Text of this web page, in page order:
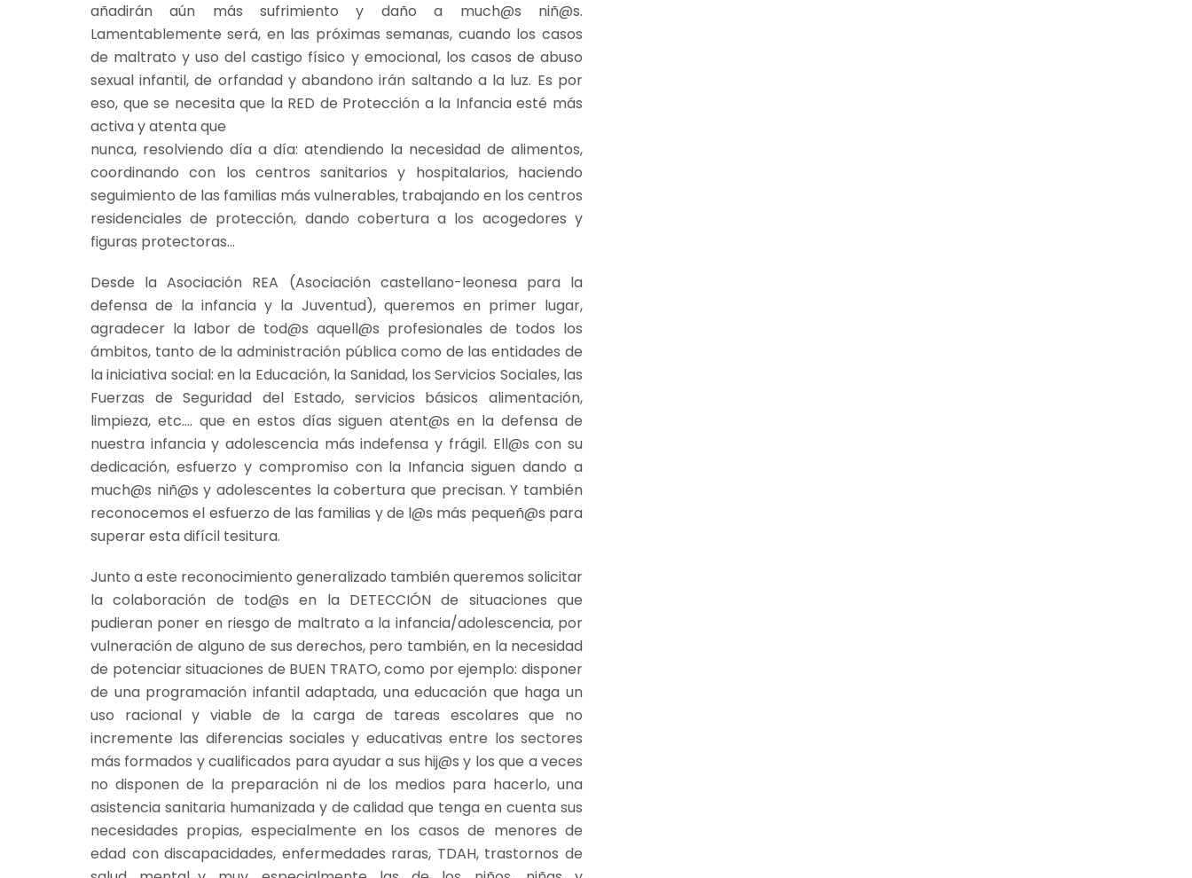
añadirán aún más sufrimiento y daño a much@s niñ@s.
Lamentablemente será, en las próximas semanas, cuando los casos
de maltrato y uso del castigo físico y emocional, los casos de abuso
sexual infantil, de orfandad y abandono irán saltando a la luz. Es por
eso, que se necesita que la RED de Protección a la Infancia esté más
activa y atenta que
nunca, resolviendo día a día: atendiendo la necesidad de alimentos,
coordinando con los centros sanitarios y hospitalarios, haciendo
seguimiento de las familias más vulnerables, trabajando en los centros
residenciales de protección, dando cobertura a los acogedores y
figuras protectoras…
Desde la Asociación REA (Asociación castellano-leonesa para la
defensa de la infancia y la Juventud), queremos en primer lugar,
agradecer la labor de tod@s aquell@s profesionales de todos los
ámbitos, tanto de la administración pública como de las entidades de
la iniciativa social: en la Educación, la Sanidad, los Servicios Sociales, las
Fuerzas de Seguridad del Estado, servicios básicos alimentación,
limpieza, etc.… que en estos días siguen atent@s en la defensa de
nuestra infancia y adolescencia más indefensa y frágil. Ell@s con su
dedicación, esfuerzo y compromiso con la Infancia siguen dando a
much@s niñ@s y adolescentes la cobertura que precisan. Y también
reconocemos el esfuerzo de las familias y de l@s más pequeñ@s para
superar esta difícil tesitura.
Junto a este reconocimiento generalizado también queremos solicitar
la colaboración de tod@s en la DETECCIÓN de situaciones que
pudieran poner en riesgo de maltrato a la infancia/adolescencia, por
vulneración de alguno de sus derechos, pero también, en la necesidad
de potenciar situaciones de BUEN TRATO, como por ejemplo: disponer
de una programación infantil adaptada, una educación que haga un
uso racional y viable de la carga de tareas escolares que no
incremente las diferencias sociales y educativas entre los sectores
más formados y cualificados para ayudar a sus hij@s y los que a veces
no disponen de la preparación ni de los medios para hacerlo, una
asistencia sanitaria humanizada y de calidad que tenga en cuenta sus
necesidades propias, especialmente en los casos de menores de
edad con discapacidades, enfermedades raras, TDAH, trastornos de